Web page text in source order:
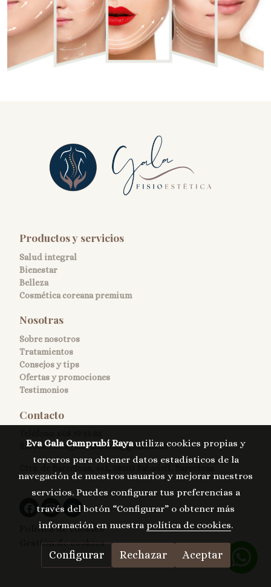
Productos y servicios
Salud integral
Bienestar
Belleza
Cosmética coreana premium
Nosotras
Sobre nosotros
Tratamientos
Consejos y tips
Ofertas y promociones
Testimonios
Contacto
fisioesteticagalasabadell@gmail.com
Política de cookies
Gestión de cookies
Eva Gala Camprubí Rayautiliza cookies propias y
terceros para obtener datos estadísticos de la
navegación de nuestros usuarios y mejorar nuestros
servicios. Puedes configurar tus preferencias a
través del botón “Configurar” o obtener más
información en nuestra política de cookies.
Configurar Rechazar Aceptar